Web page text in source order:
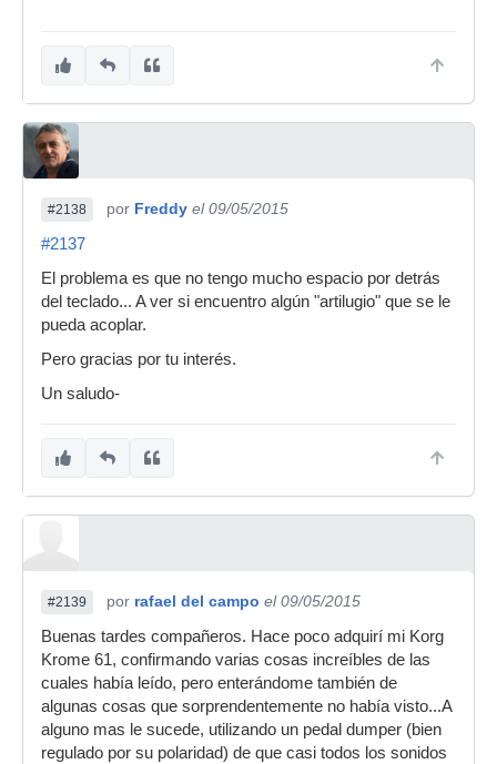
#2138 por Freddy el 09/05/2015
#2137
El problema es que no tengo mucho espacio por detrás
del teclado... A ver si encuentro algún "artilugio" que se le
pueda acoplar.
Pero gracias por tu interés.
Un saludo-
#2139 por rafael del campo el 09/05/2015
Buenas tardes compañeros. Hace poco adquirí mi Korg
Krome 61, confirmando varias cosas increíbles de las
cuales había leído, pero enterándome también de
algunas cosas que sorprendentemente no había visto...A
alguno mas le sucede, utilizando un pedal dumper (bien
regulado por su polaridad) de que casi todos los sonidos